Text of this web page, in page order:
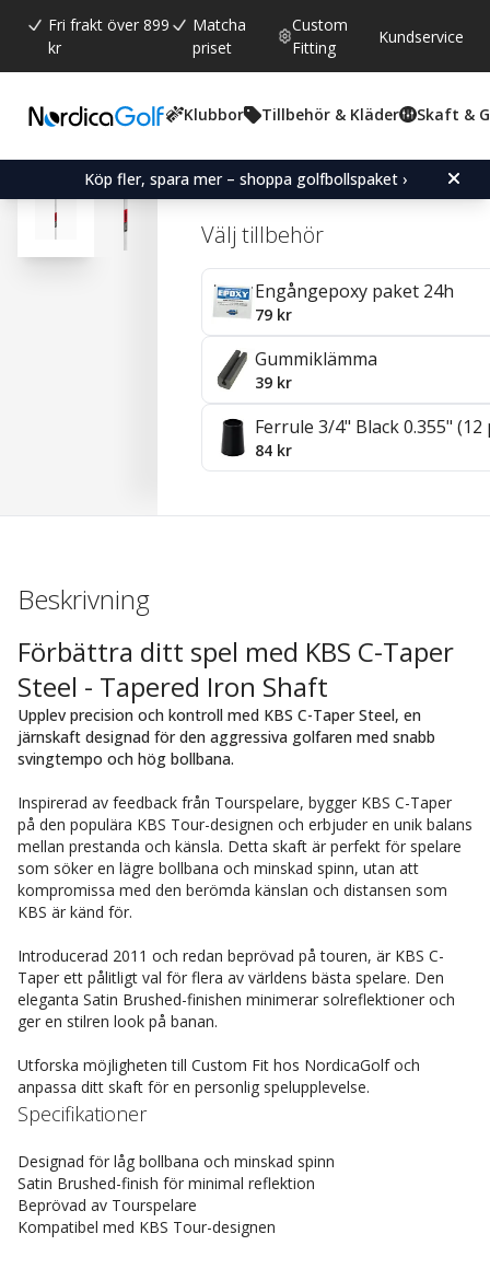
Fri frakt över 899
kr
Matcha
priset
Custom
Fitting
Kundservice
Klubbor Tillbehör & Kläder Skaft &
Köp fler, spara mer – shoppa golfbollspaket ›
Snittbetyg:
4.7 (röster:
20)
KBS C-Taper Stål 0.355"
Välj tillbehör
Engångepoxy paket 24h
79 kr
Gummiklämma
39 kr
Ferrule 3/4" Black 0.355" (12
84 kr
Beskrivning
Förbättra ditt spel med KBS C-Taper
Steel - Tapered Iron Shaft
Upplev precision och kontroll med KBS C-Taper Steel, en
järnskaft designad för den aggressiva golfaren med snabb
svingtempo och hög bollbana.
Inspirerad av feedback från Tourspelare, bygger KBS C-Taper
på den populära KBS Tour-designen och erbjuder en unik balans
mellan prestanda och känsla. Detta skaft är perfekt för spelare
som söker en lägre bollbana och minskad spinn, utan att
kompromissa med den berömda känslan och distansen som
KBS är känd för.
Introducerad 2011 och redan beprövad på touren, är KBS C-
Taper ett pålitligt val för flera av världens bästa spelare. Den
eleganta Satin Brushed-finishen minimerar solreflektioner och
ger en stilren look på banan.
Utforska möjligheten till Custom Fit hos NordicaGolf och
anpassa ditt skaft för en personlig spelupplevelse.
Specifikationer
Designad för låg bollbana och minskad spinn
Satin Brushed-finish för minimal reflektion
Beprövad av Tourspelare
Kompatibel med KBS Tour-designen